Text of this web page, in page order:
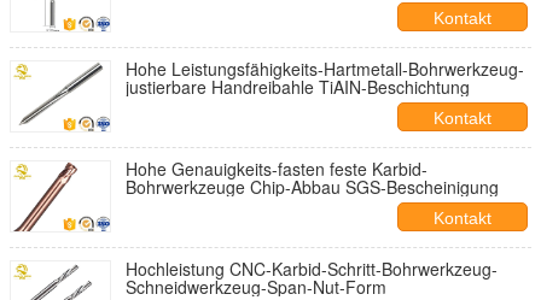
Kontakt
Hohe Leistungsfähigkeits-Hartmetall-Bohrwerkzeug-
justierbare Handreibahle TiAIN-Beschichtung
Kontakt
Hohe Genauigkeits-fasten feste Karbid-
Bohrwerkzeuge Chip-Abbau SGS-Bescheinigung
Kontakt
Hochleistung CNC-Karbid-Schritt-Bohrwerkzeug-
Schneidwerkzeug-Span-Nut-Form